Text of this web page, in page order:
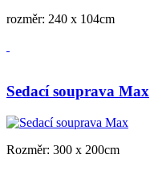
rozměr: 240 x 104cm
Sedací souprava Max
Rozměr: 300 x 200cm